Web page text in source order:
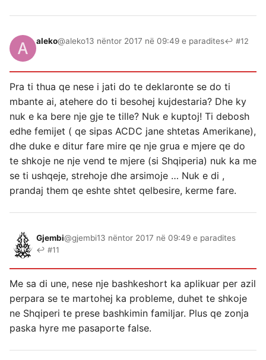
aleko@aleko13 nëntor 2017 në 09:49 e paradites↩ #12
Pra ti thua qe nese i jati do te deklaronte se do ti
mbante ai, atehere do ti besohej kujdestaria? Dhe ky
nuk e ka bere nje gje te tille? Nuk e kuptoj! Ti debosh
edhe femijet ( qe sipas ACDC jane shtetas Amerikane),
dhe duke e ditur fare mire qe nje grua e mjere qe do
te shkoje ne nje vend te mjere (si Shqiperia) nuk ka me
se ti ushqeje, strehoje dhe arsimoje … Nuk e di ,
prandaj them qe eshte shtet qelbesire, kerme fare.
Gjembi@gjembi13 nëntor 2017 në 09:49 e paradites
↩ #11
Me sa di une, nese nje bashkeshort ka aplikuar per azil
perpara se te martohej ka probleme, duhet te shkoje
ne Shqiperi te prese bashkimin familjar. Plus qe zonja
paska hyre me pasaporte false.